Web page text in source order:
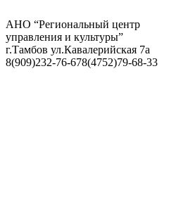
АНО “Региональный центр
управления и культуры”
г.Тамбов ул.Кавалерийская 7а
8(909)232-76-678(4752)79-68-33